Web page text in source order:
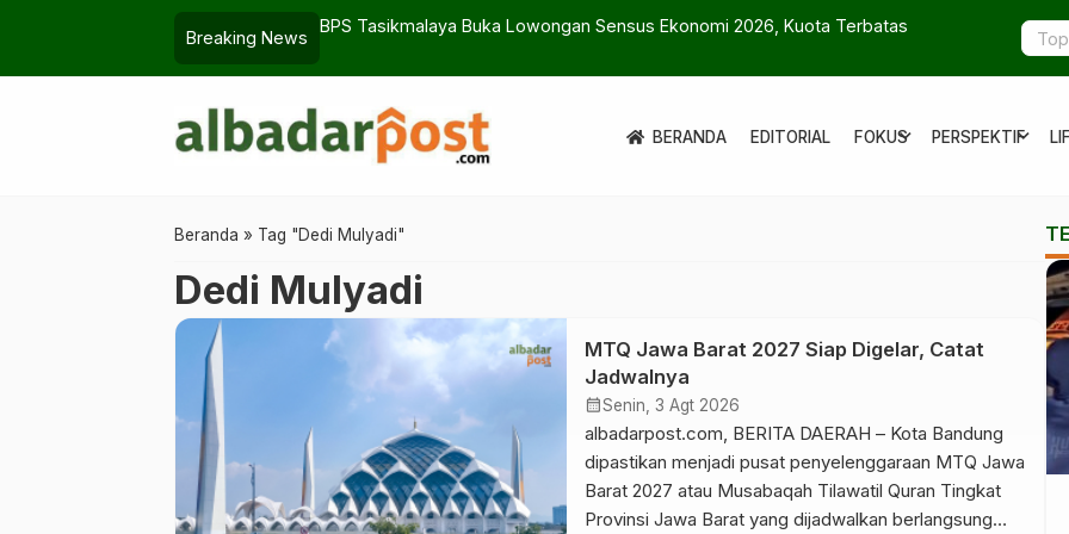
Breaking News
BPS Tasikmalaya Buka Lowongan Sensus Ekonomi 2026, Kuota Terbatas Al Hikam:
BERANDA EDITORIAL FOKUS
expand_more PERSPEKTIF
expand_more
Beranda » Tag "Dedi Mulyadi"
Dedi Mulyadi
MTQ Jawa Barat 2027 Siap Digelar, Catat
Jadwalnya
calendar_monthSenin, 3 Agt 2026
albadarpost.com, BERITA DAERAH – Kota Bandung
dipastikan menjadi pusat penyelenggaraan MTQ Jawa
Barat 2027 atau Musabaqah Tilawatil Quran Tingkat
Provinsi Jawa Barat yang dijadwalkan berlangsung